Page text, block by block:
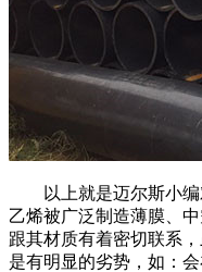
以上就是迈尔斯小编
乙烯被广泛制造薄膜、
跟其材质有着密切联系
是有明显的劣势，如：